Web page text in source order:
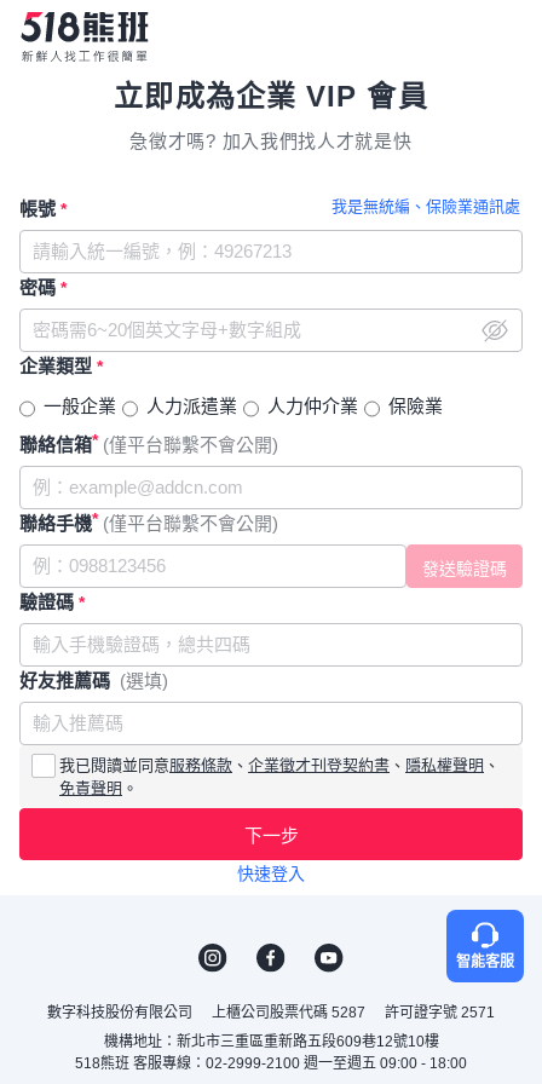
立即成為企業 VIP 會員
急徵才嗎? 加入我們找人才就是快
我是無統編、保險業通訊處
帳號 *
密碼 *
企業類型 *
一般企業 人力派遣業 人力仲介業
保險業
聯絡信箱* (僅平台聯繫不會公開)
聯絡手機* (僅平台聯繫不會公開)
驗證碼 *
好友推薦碼 (選填)
我已閱讀並同意服務條款 、 企業徵才刊登契約書 、 隱私權聲明 、
免責聲明 。
下一步
快速登入
智能客服
數字科技股份有限公司 上櫃公司股票代碼 5287
許可證字號 2571
機構地址：新北市三重區重新路五段609巷12號10樓
518熊班 客服專線：02-2999-2100 週一至週五 09:00 - 18:00